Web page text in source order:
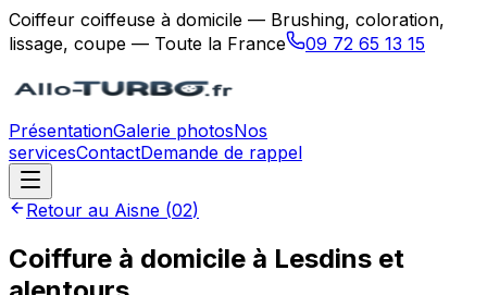
Coiffeur coiffeuse à domicile — Brushing, coloration,
lissage, coupe — Toute la France
09 72 65 13 15
PrésentationGalerie photosNos
servicesContactDemande de rappel
Retour au Aisne (02)
Coiffure à domicile à Lesdins et